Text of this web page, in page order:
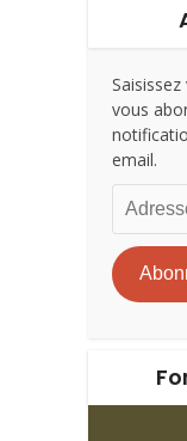
vous
email.
Adresse
e-
mail